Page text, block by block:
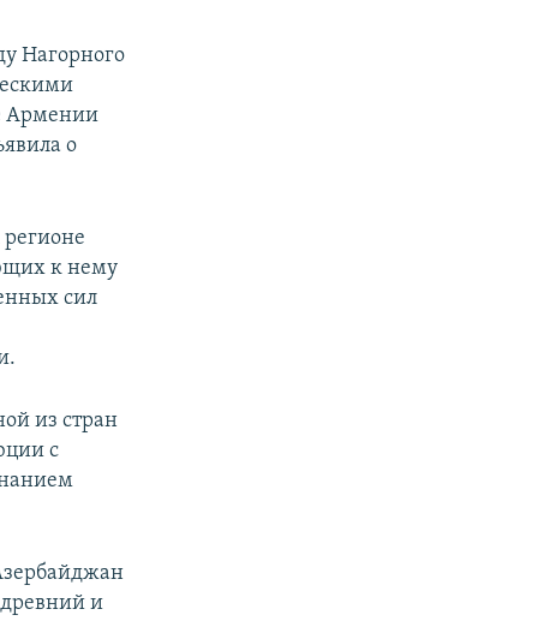
Нагорного
Армении
о
регионе
к нему
сил
из стран
с
древний и